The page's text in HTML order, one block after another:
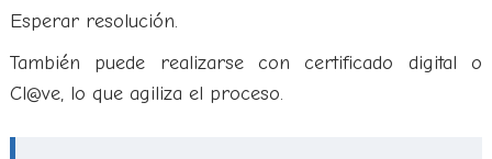
Esperar resolución.
También puede realizarse con certificado digital o
Cl@ve, lo que agiliza el proceso.